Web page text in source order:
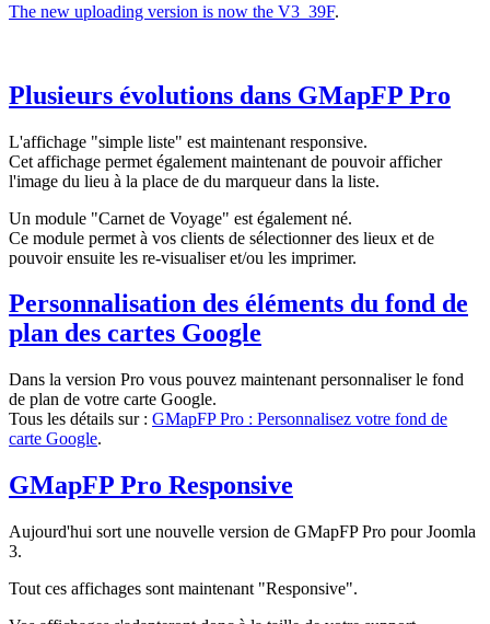
The new uploading version is now the V3_39F.
Plusieurs évolutions dans GMapFP Pro
L'affichage "simple liste" est maintenant responsive.
Cet affichage permet également maintenant de pouvoir afficher
l'image du lieu à la place de du marqueur dans la liste.
Un module "Carnet de Voyage" est également né.
Ce module permet à vos clients de sélectionner des lieux et de
pouvoir ensuite les re-visualiser et/ou les imprimer.
Personnalisation des éléments du fond de
plan des cartes Google
Dans la version Pro vous pouvez maintenant personnaliser le fond
de plan de votre carte Google.
Tous les détails sur : GMapFP Pro : Personnalisez votre fond de
carte Google.
GMapFP Pro Responsive
Aujourd'hui sort une nouvelle version de GMapFP Pro pour Joomla
3.
Tout ces affichages sont maintenant "Responsive".